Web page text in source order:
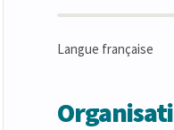
Langue française